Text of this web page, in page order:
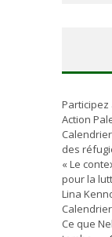
Participez
Action
des
« Le
pour la
Lina
Ce que